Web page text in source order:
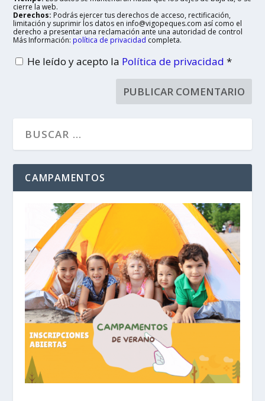
cierre la web.
Derechos: Podrás ejercer tus derechos de acceso, rectificación,
limitación y suprimir los datos en info@vigopeques.com así como el
derecho a presentar una reclamación ante una autoridad de control
Más Información: política de privacidad completa.
He leído y acepto la Política de privacidad*
CAMPAMENTOS